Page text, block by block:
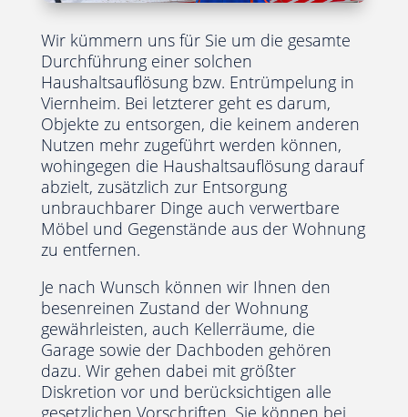
Wir kümmern uns für Sie um die gesamte
Durchführung einer solchen
Haushaltsauflösung bzw. Entrümpelung in
Viernheim. Bei letzterer geht es darum,
Objekte zu entsorgen, die keinem anderen
Nutzen mehr zugeführt werden können,
wohingegen die Haushaltsauflösung darauf
abzielt, zusätzlich zur Entsorgung
unbrauchbarer Dinge auch verwertbare
Möbel und Gegenstände aus der Wohnung
zu entfernen.
Je nach Wunsch können wir Ihnen den
besenreinen Zustand der Wohnung
gewährleisten, auch Kellerräume, die
Garage sowie der Dachboden gehören
dazu. Wir gehen dabei mit größter
Diskretion vor und berücksichtigen alle
gesetzlichen Vorschriften. Sie können bei